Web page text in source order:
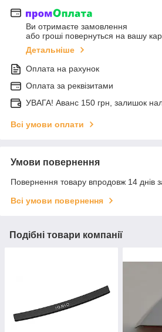
Ви отримаєте замовлення
або гроші повернуться на вашу
Детальніше
Оплата на рахунок
Оплата за реквізитами
УВАГА! Аванс 150 грн, залишок
Всі умови оплати
Умови повернення
Повернення товару впродовж 14 днів
Всі умови повернення
Подібні товари компанії